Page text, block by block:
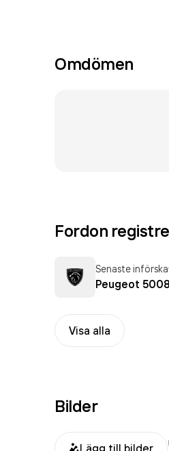
Omdömen
Fordon
Senaste
Peugeot 5008
Visa alla
Bilder
Lägg till bilder